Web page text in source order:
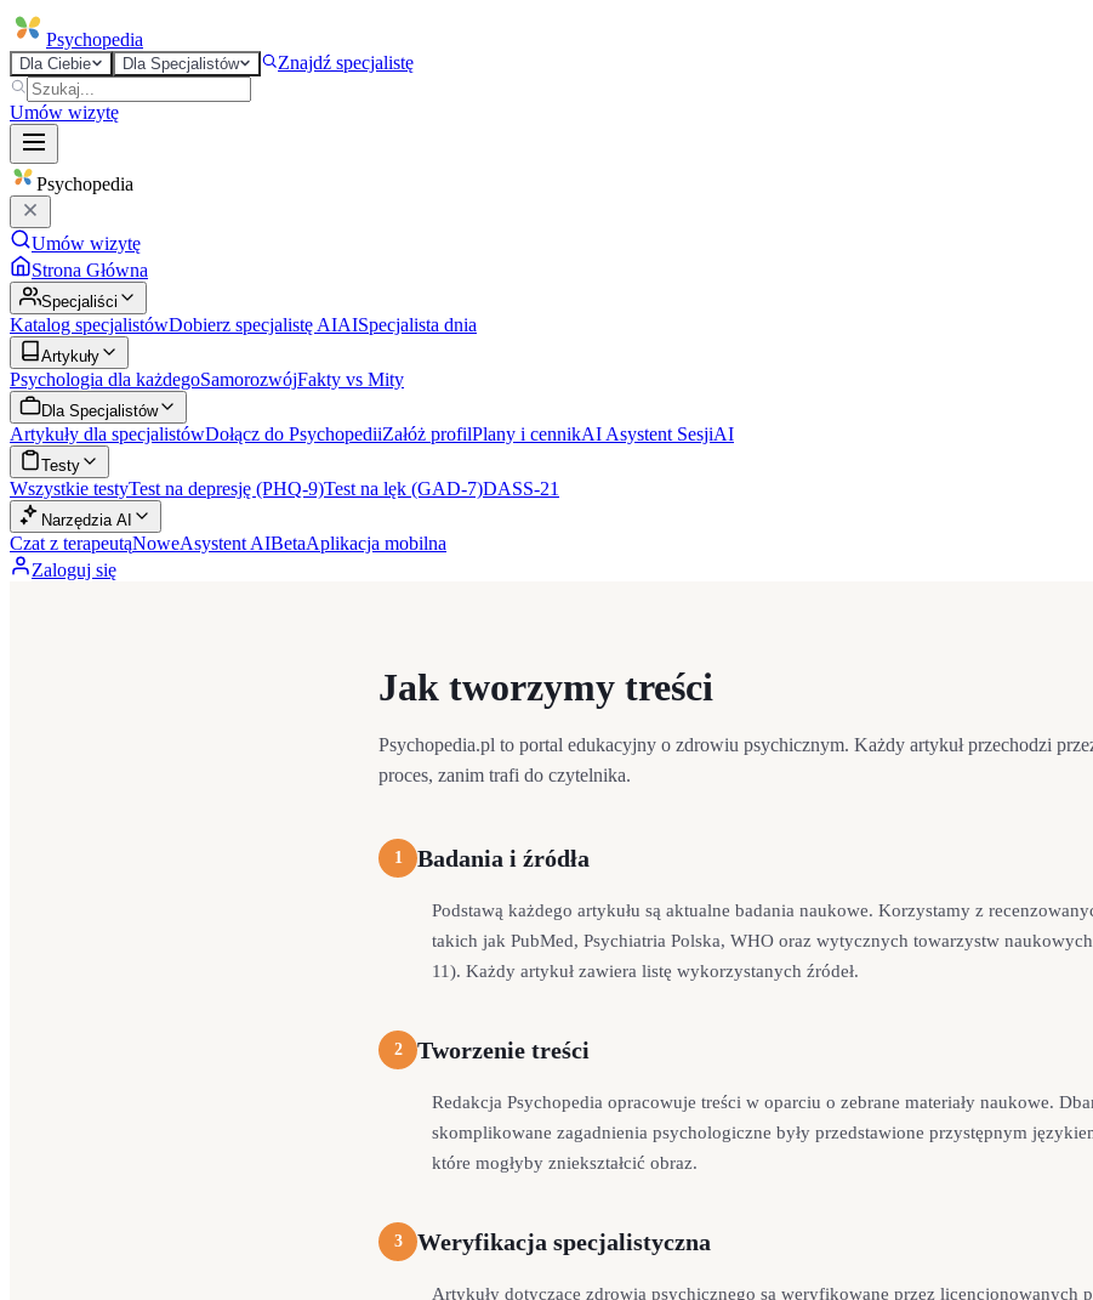
Psychopedia
Dla Ciebie Dla Specjalistów Znajdź specjalistę
Umów wizytę
Psychopedia
Umów wizytę
Strona Główna
Specjaliści
Katalog specjalistówDobierz specjalistę AIAISpecjalista dnia
Artykuły
Psychologia dla każdegoSamorozwójFakty vs Mity
Dla Specjalistów
Artykuły dla specjalistówDołącz do PsychopediiZałóż profilPlany i cennikAI Asystent SesjiAI
Testy
Wszystkie testyTest na depresję (PHQ-9)Test na lęk (GAD-7)DASS-21
Narzędzia AI
Czat z terapeutąNoweAsystent AIBetaAplikacja mobilna
Zaloguj się
Jak tworzymy treści
Psychopedia.pl to portal edukacyjny o zdrowiu psychicznym. Każdy artykuł przechodzi
proces, zanim trafi do czytelnika.
1 Badania i źródła
Podstawą każdego artykułu są aktualne badania naukowe. Korzystamy z
takich jak PubMed, Psychiatria Polska, WHO oraz wytycznych towarzystw
11). Każdy artykuł zawiera listę wykorzystanych źródeł.
2 Tworzenie treści
Redakcja Psychopedia opracowuje treści w oparciu o zebrane materiały naukowe.
skomplikowane zagadnienia psychologiczne były przedstawione przystępnym
które mogłyby zniekształcić obraz.
3 Weryfikacja specjalistyczna
Artykuły dotyczące zdrowia psychicznego są weryfikowane przez licencjonowanych